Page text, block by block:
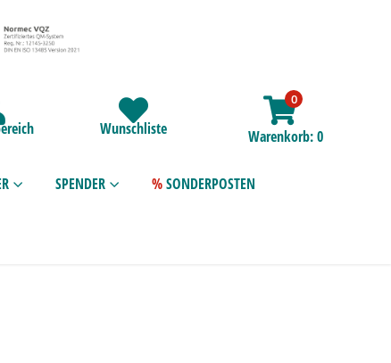
Wunschliste
0
Warenkorb 0
SPENDER SONDERPOSTEN